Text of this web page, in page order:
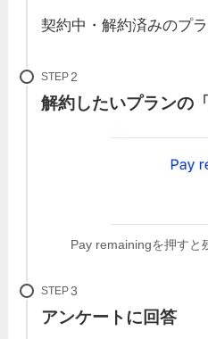
契約中・解約済みのプ
STEP
解約したいプランの
Pay remainingを押すと
STEP
アンケートに回答